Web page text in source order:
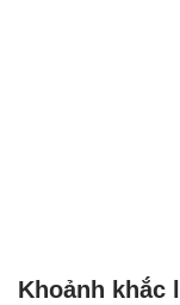
Khoảnh khắc